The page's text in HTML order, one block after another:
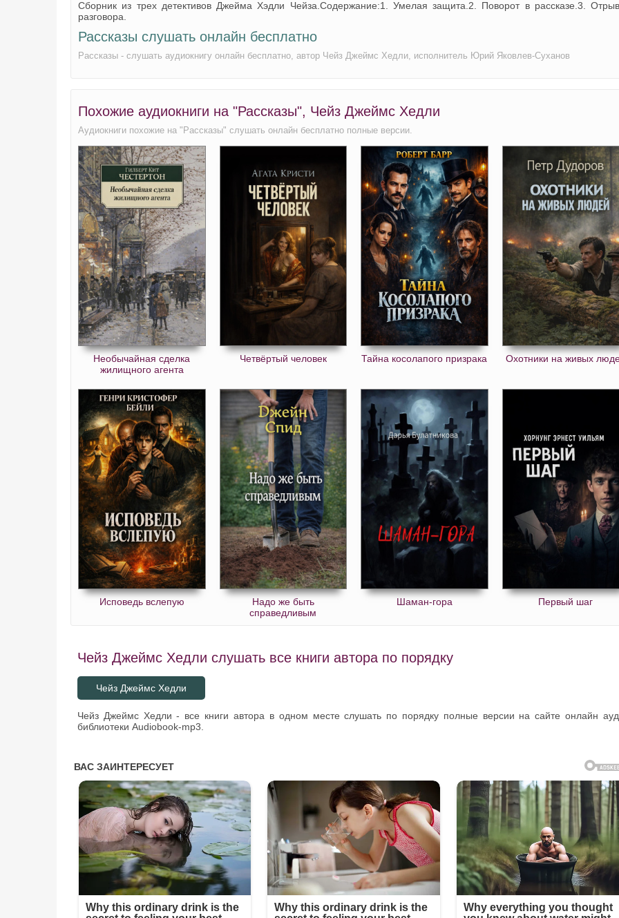
Сборник из трех детективов Джейма Хэдли Чейза.Содержание:1. Умелая защита.2. Поворот в рассказе.3.
разговора.
Рассказы слушать онлайн бесплатно
Рассказы - слушать аудиокнигу онлайн бесплатно, автор Чейз Джеймс Хедли, исполнитель Юрий Яковлев-Суханов
Похожие аудиокниги на "Рассказы", Чейз Джеймс Хедли
Аудиокниги похожие на "Рассказы" слушать онлайн бесплатно полные версии.
Необычайная сделка
жилищного агента
Четвёртый человек Тайна косолапого призрака Охотники на живых
Исповедь вслепую
Надо же быть
справедливым
Шаман-гора Первый шаг
Чейз Джеймс Хедли слушать все книги автора по порядку
Чейз Джеймс Хедли
Чейз Джеймс Хедли - все книги автора в одном месте слушать по порядку полные версии на сайте онлайн
библиотеки Audiobook-mp3.